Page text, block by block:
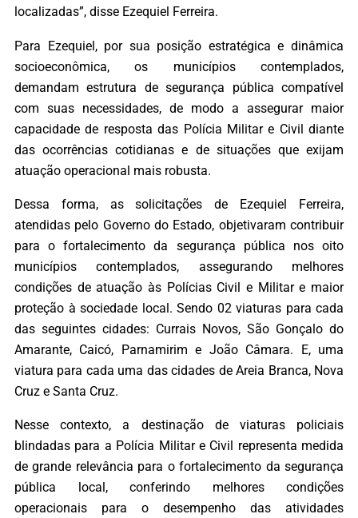
localizadas”, disse Ezequiel Ferreira.
Para Ezequiel, por sua posição estratégica e dinâmica
socioeconômica, os municípios contemplados,
demandam estrutura de segurança pública compatível
com suas necessidades, de modo a assegurar maior
capacidade de resposta das Polícia Militar e Civil diante
das ocorrências cotidianas e de situações que exijam
atuação operacional mais robusta.
Dessa forma, as solicitações de Ezequiel Ferreira,
atendidas pelo Governo do Estado, objetivaram contribuir
para o fortalecimento da segurança pública nos oito
municípios contemplados, assegurando melhores
condições de atuação às Polícias Civil e Militar e maior
proteção à sociedade local. Sendo 02 viaturas para cada
das seguintes cidades: Currais Novos, São Gonçalo do
Amarante, Caicó, Parnamirim e João Câmara. E, uma
viatura para cada uma das cidades de Areia Branca, Nova
Cruz e Santa Cruz.
Nesse contexto, a destinação de viaturas policiais
blindadas para a Polícia Militar e Civil representa medida
de grande relevância para o fortalecimento da segurança
pública local, conferindo melhores condições
operacionais para o desempenho das atividades